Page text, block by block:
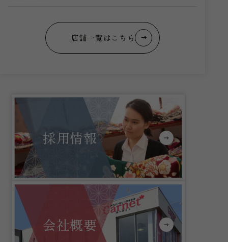
店舗一覧はこちら
採用情報
会社概要